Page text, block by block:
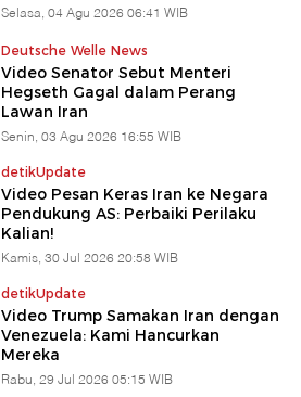
Selasa, 04 Agu 2026 06:41 WIB
Deutsche Welle News
Video Senator Sebut Menteri
Hegseth Gagal dalam Perang
Lawan Iran
Senin, 03 Agu 2026 16:55 WIB
detikUpdate
Video Pesan Keras Iran ke Negara
Pendukung AS: Perbaiki Perilaku
Kalian!
Kamis, 30 Jul 2026 20:58 WIB
detikUpdate
Video Trump Samakan Iran dengan
Venezuela: Kami Hancurkan
Mereka
Rabu, 29 Jul 2026 05:15 WIB